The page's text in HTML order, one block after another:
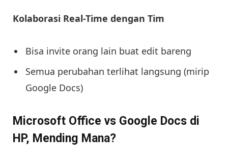
Kolaborasi Real-Time dengan Tim
Bisa invite orang lain buat edit bareng
Semua perubahan terlihat langsung (mirip
Google Docs)
Microsoft Office vs Google Docs di
HP, Mending Mana?